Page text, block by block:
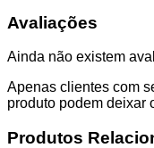
Avaliações
Ainda não existem
Apenas clientes com
produto podem deixar
Produtos